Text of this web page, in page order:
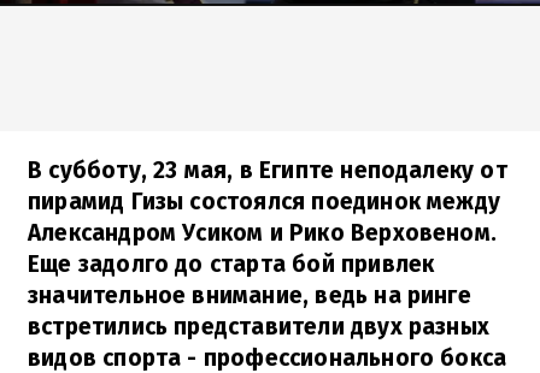
В субботу, 23 мая, в Египте неподалеку от
пирамид Гизы состоялся поединок между
Александром Усиком и Рико Верховеном.
Еще задолго до старта бой привлек
значительное внимание, ведь на ринге
встретились представители двух разных
видов спорта - профессионального бокса